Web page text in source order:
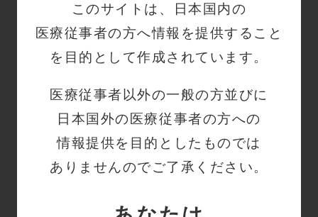
このサイトは、日本国内の
医療従事者の方へ情報を提供すること
を目的として作成されています。
医療従事者以外の一般の方並びに
日本国外の医療従事者の方への
情報提供を目的としたものでは
ありませんのでご了承ください。
集中治療科） 演者：飯
塚…
血管系
CVポート
セミナー動画
Webinar どんな状況で、
どう使うか（1:32:32）
座長：荒井 保明 先生（元
国立がん研究センター中央病
院 病院長） 演者：曽根